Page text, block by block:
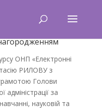
ОНП «Електронні
РИЛОВУ з
Голови
за
науковій та